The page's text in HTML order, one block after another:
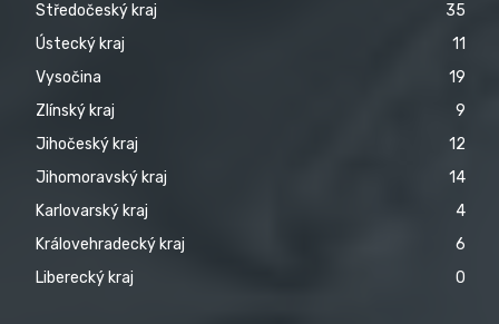
Středočeský kraj
35
Ústecký kraj
11
Vysočina
19
Zlínský kraj
9
Jihočeský kraj
12
Jihomoravský kraj
14
Karlovarský kraj
4
Královehradecký kraj
6
Liberecký kraj
0